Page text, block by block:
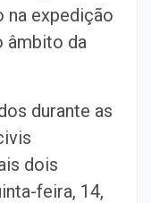
na expedição
âmbito da
durante as
dois
feira, 14,